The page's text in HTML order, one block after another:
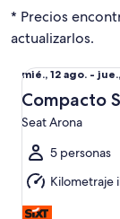
* Precios
actualizarlos.
Del
mié.,
12
ago.
al
jue.,
13
ago.
mié., 12 ago. -
Compacto
Seat Arona
5 personas
Kilometraje
Compacto SUV